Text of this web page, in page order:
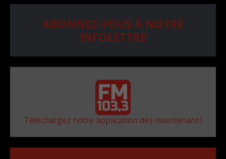
ABONNEZ-VOUS À NOTRE
INFOLETTRE
Téléchargez notre application dès maintenant !